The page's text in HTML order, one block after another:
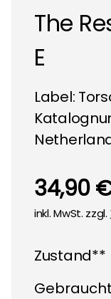
The
E
Label:
34,90
inkl. MwSt. zzgl.
Zustand**
Gebraucht